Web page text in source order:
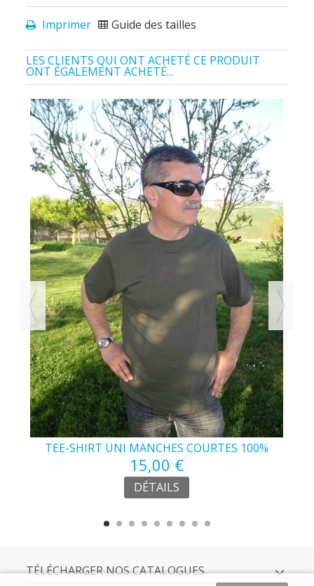
Imprimer Guide des tailles
LES CLIENTS QUI ONT ACHETÉ CE PRODUIT
ONT ÉGALEMENT ACHETÉ...
TEE-SHIRT UNI MANCHES COURTES 100%
COTON
15,00 €
DÉTAILS
TÉLÉCHARGER NOS CATALOGUES